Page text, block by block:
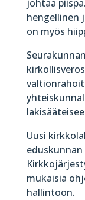
johtaa
hengellinen
on myös
Uusi
mukaisia
hallintoon.